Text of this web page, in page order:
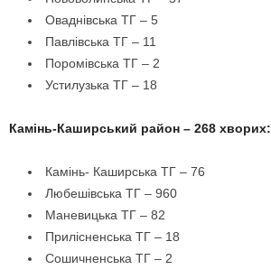
Оваднівська ТГ – 5
Павлівська ТГ – 11
Поромівська ТГ – 2
Устилузька ТГ – 18
Камінь-Каширський район – 268 хворих:
Камінь- Каширська ТГ – 76
Любешівська ТГ – 960
Маневицька ТГ – 82
Прилісненська ТГ – 18
Сошичненська ТГ – 2